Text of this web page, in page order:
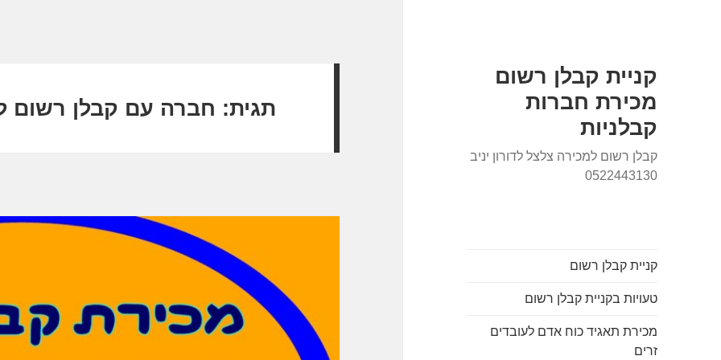
קניית קבלן רשום
מכירת חברות
קבלניות
קבלן רשום למכירה צלצל לדורון יניב
0522443130
קניית קבלן רשום
טעויות בקניית קבלן רשום
מכירת תאגיד כוח אדם לעובדים
זרים
תגית: חברה עם קבלן רשום